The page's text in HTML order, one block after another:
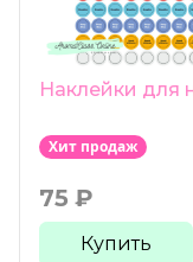
Хит продаж
75 ₽
Купить